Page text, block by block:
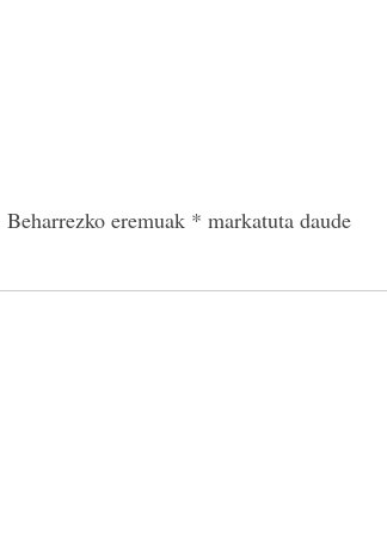
Beharrezko eremuak * markatuta daude